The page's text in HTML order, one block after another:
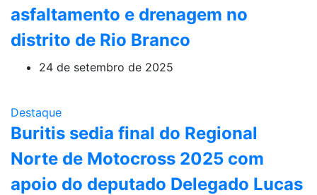
asfaltamento e drenagem no
distrito de Rio Branco
24 de setembro de 2025
Destaque
Buritis sedia final do Regional
Norte de Motocross 2025 com
apoio do deputado Delegado Lucas